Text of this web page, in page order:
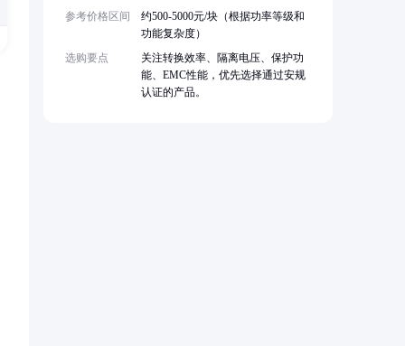
参考价格区间
约500-5000元/块（根据功率等级和
功能复杂度）
选购要点
关注转换效率、隔离电压、保护功
能、EMC性能，优先选择通过安规
认证的产品。